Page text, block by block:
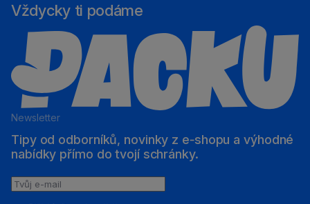
Vždycky ti podáme
Newsletter
Tipy od odborníků, novinky z e‑shopu a výhodné
nabídky přímo do tvojí schránky.
Tvůj